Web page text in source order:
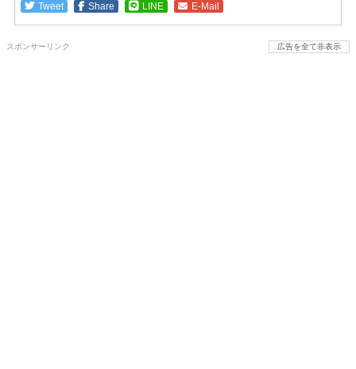
Tweet Share LINE E-Mail
スポンサーリンク 広告を全て非表示